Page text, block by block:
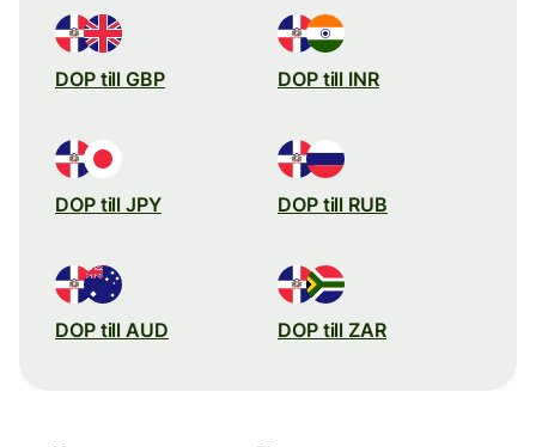
DOP till GBP DOP till INR
DOP till JPY DOP till RUB
DOP till AUD DOP till ZAR